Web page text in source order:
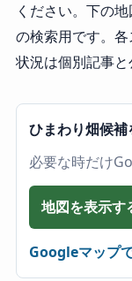
ください。下の
の検索用です。
状況は個別記事と
ひまわり畑候
必要な時だけ
地図を表示す
Googleマップ